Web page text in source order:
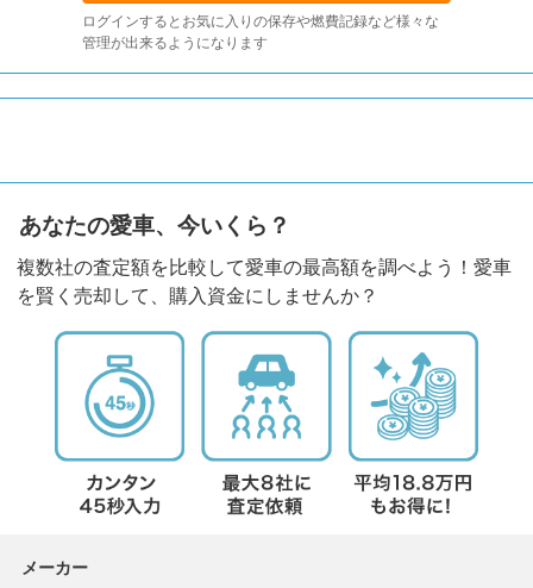
ログインするとお気に入りの保存や燃費記録など様々な
管理が出来るようになります
あなたの愛車、今いくら？
複数社の査定額を比較して愛車の最高額を調べよう！愛車
を賢く売却して、購入資金にしませんか？
メーカー